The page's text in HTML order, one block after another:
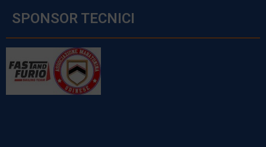
SPONSOR TECNICI